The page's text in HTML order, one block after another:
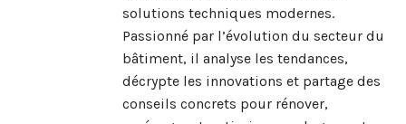
solutions techniques modernes.
Passionné par l’évolution du secteur du
bâtiment, il analyse les tendances,
décrypte les innovations et partage des
conseils concrets pour rénover,